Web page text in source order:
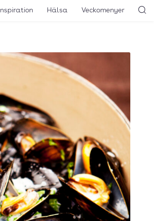
Inspiration Hälsa Veckomenyer